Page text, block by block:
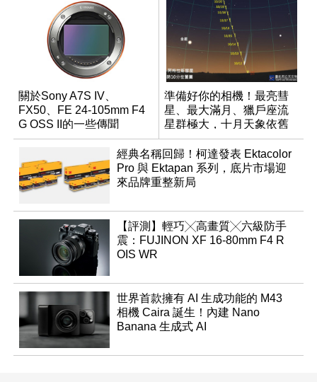
關於Sony A7S IV、
FX50、FE 24-105mm F4
G OSS II的一些傳聞
準備好你的相機！最亮彗
星、最大滿月、獵戶座流
星群極大，十月天象依舊
精彩！
經典名稱回歸！柯達發表 Ektacolor
Pro 與 Ektapan 系列，底片市場迎
來品牌重整新局
【評測】輕巧╳高畫質╳六級防手
震：FUJINON XF 16-80mm F4 R
OIS WR
世界首款擁有 AI 生成功能的 M43
相機 Caira 誕生！內建 Nano
Banana 生成式 AI